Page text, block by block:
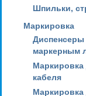
Шпильки,
Маркировка
Диспенсеры
маркерным
Маркировка
кабеля
Маркировка